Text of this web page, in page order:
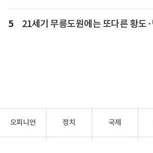
5 21세기 무릉도원에는 또다른 황도
오피니언 정치 국제